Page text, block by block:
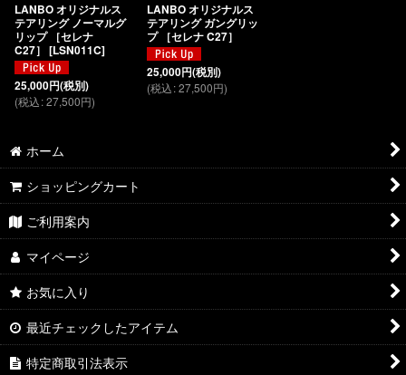
LANBO オリジナルス
テアリング ノーマルグ
リップ ［セレナ
C27］ [LSN011C]
25,000円(税別)
(税込:27,500円)
LANBO オリジナルス
テアリング ガングリッ
プ ［セレナ C27］
25,000円(税別)
(税込:27,500円)
ホーム
ショッピングカート
ご利用案内
マイページ
お気に入り
最近チェックしたアイテム
特定商取引法表示